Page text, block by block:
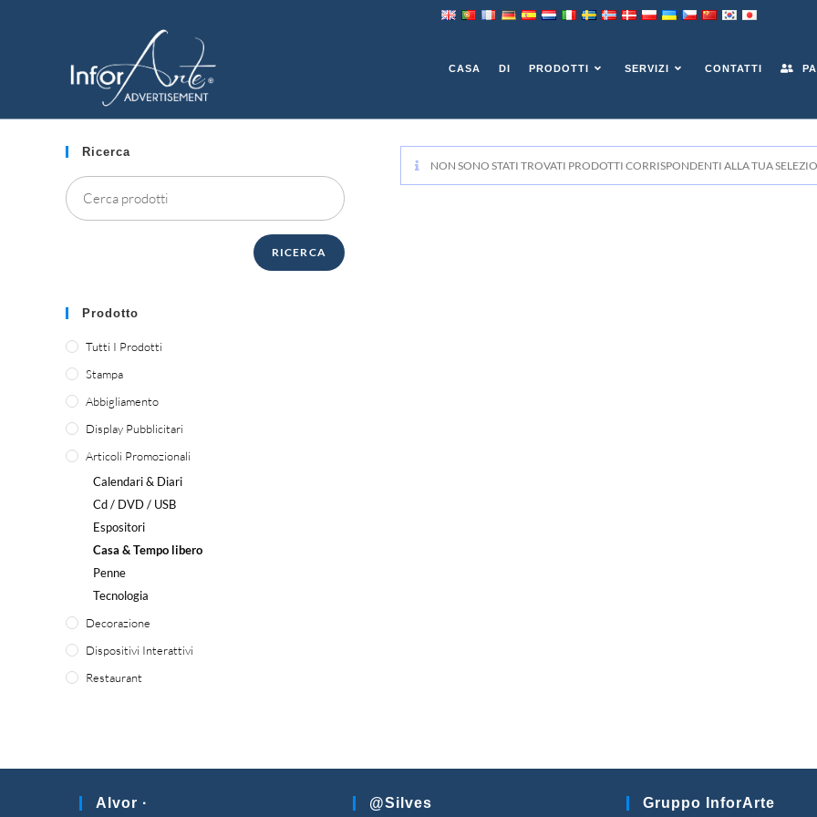
CASA DI PRODOTTI SERVIZI CONTATTI
CASA & TEMPO LIBERO
NON SONO STATI TROVATI PRODOTTI CORRISPONDENTI ALLA TUA
Ricerca
RICERCA
Prodotto
Tutti I Prodotti
Stampa
Abbigliamento
Display Pubblicitari
Articoli Promozionali
Calendari & Diari
Cd / DVD / USB
Espositori
Casa & Tempo libero
Penne
Tecnologia
Decorazione
Dispositivi Interattivi
Restaurant
Alvor · @silves Gruppo InforArte